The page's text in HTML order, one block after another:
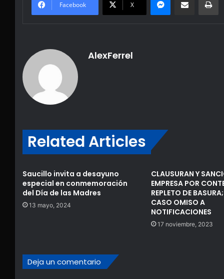
Facebook X
AlexFerrel
Related Articles
Saucillo invita a desayuno
especial en conmemoración
del Día de las Madres
13 mayo, 2024
CLAUSURAN Y
EMPRESA POR
REPLETO DE
CASO OMISO A
NOTIFICACIONES
17 noviembre, 2023
Deja un comentario